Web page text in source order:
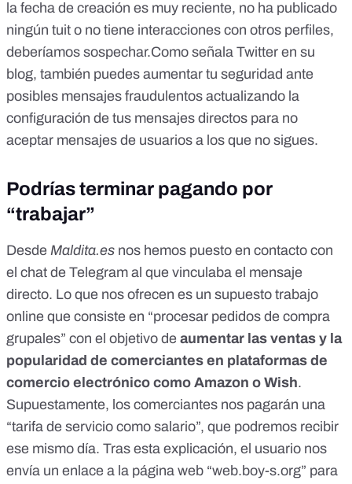
la fecha de creación es muy reciente, no ha publicado
ningún tuit o no tiene interacciones con otros perfiles,
deberíamos sospechar.Como señala Twitter en su
blog, también puedes aumentar tu seguridad ante
posibles mensajes fraudulentos actualizando la
configuración de tus mensajes directos para no
aceptar mensajes de usuarios a los que no sigues.
Podrías terminar pagando por
“trabajar”
Desde Maldita.es nos hemos puesto en contacto con
el chat de Telegram al que vinculaba el mensaje
directo. Lo que nos ofrecen es un supuesto trabajo
online que consiste en “procesar pedidos de compra
grupales” con el objetivo de aumentar las ventas y la
popularidad de comerciantes en plataformas de
comercio electrónico como Amazon o Wish.
Supuestamente, los comerciantes nos pagarán una
“tarifa de servicio como salario”, que podremos recibir
ese mismo día. Tras esta explicación, el usuario nos
envía un enlace a la página web “web.boy-s.org” para